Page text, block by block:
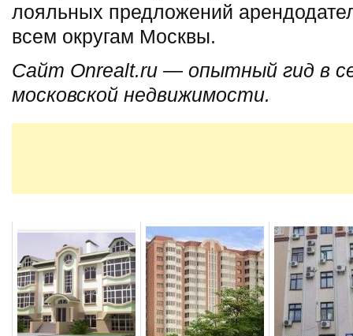
лояльных предложений
всем округам Москвы.
Сайт Onrealt.ru — опытный гид в
московской недвижимости.